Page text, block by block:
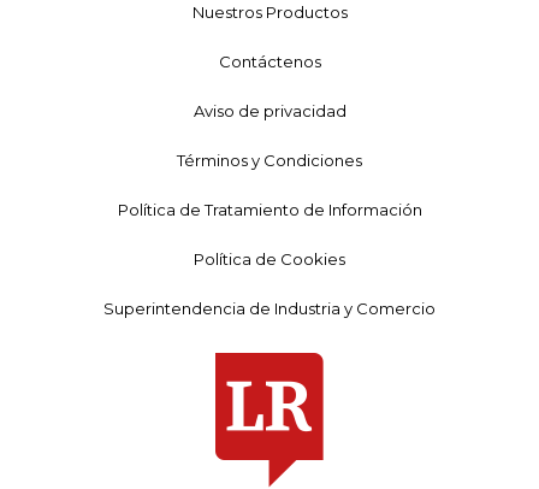
Nuestros Productos
Contáctenos
Aviso de privacidad
Términos y Condiciones
Política de Tratamiento de Información
Política de Cookies
Superintendencia de Industria y Comercio